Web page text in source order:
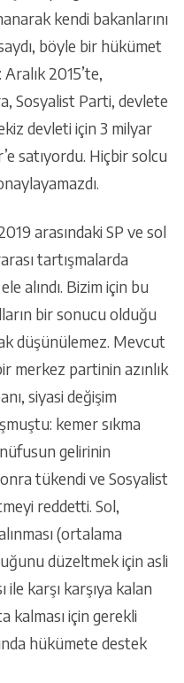
kendi bakanlarını
böyle bir hükümet
2015’te,
Sosyalist Parti, devlete
devleti için 3 milyar
satıyordu. Hiçbir solcu
arasındaki SP ve sol
tartışmalarda
alındı. Bizim için bu
bir sonucu olduğu
düşünülemez. Mevcut
merkez partinin azınlık
siyasi değişim
kemer sıkma
gelirinin
tükendi ve Sosyalist
reddetti. Sol,
(ortalama
düzeltmek için asli
ile karşı karşıya kalan
kalması için gerekli
hükümete destek